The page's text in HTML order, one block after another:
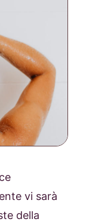
vi sarà
della